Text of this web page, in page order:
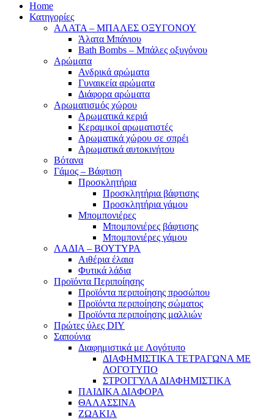
Home
Κατηγορίες
ΑΛΑΤΑ – ΜΠΑΛΕΣ ΟΞΥΓΟΝΟΥ
Άλατα Μπάνιου
Bath Bombs – Μπάλες οξυγόνου
Αρώματα
Ανδρικά αρώματα
Γυναικεία αρώματα
Διάφορα αρώματα
Αρωματισμός χώρου
Αρωματικά κεριά
Kεραμικοί αρωματιστές
Αρωματικά χώρου σε σπρέι
Aρωματικά αυτοκινήτου
Βότανα
Γάμος – Βάφτιση
Προσκλητήρια
Προσκλητήρια βάφτισης
Προσκλητήρια γάμου
Μπομπονιέρες
Μπομπονιέρες βάφτισης
Μπομπονιέρες γάμου
ΛΑΔΙΑ – ΒΟΥΤΥΡΑ
Αιθέρια έλαια
Φυτικά λάδια
Προϊόντα Περιποίησης
Προϊόντα περιποίησης προσώπου
Προϊόντα περιποίησης σώματος
Προϊόντα περιποίησης μαλλιών
Πρώτες ύλες DIY
Σαπούνια
Διαφημιστικά με Λογότυπο
ΔΙΑΦΗΜΙΣΤΙΚΑ ΤΕΤΡΑΓΩΝΑ ΜΕ
ΛΟΓΟΤΥΠΟ
ΣΤΡΟΓΓΥΛΑ ΔΙΑΦΗΜΙΣΤΙΚΑ
ΠΑΙΔΙΚΑ ΔΙΑΦΟΡΑ
ΘΑΛΑΣΣΙΝΑ
ΖΩΑΚΙΑ